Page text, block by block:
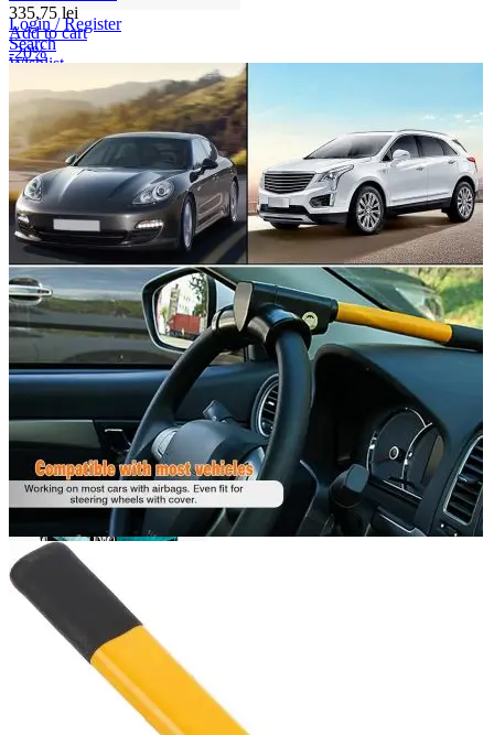
Login / Register
Search
Wishlist
lei
Menu
0,00lei
335,75 lei
Add to cart
-20%